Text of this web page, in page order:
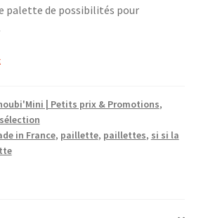
palette de possibilités pour
| Petits prix & Promotions,
in France, paillette, paillettes, si si la